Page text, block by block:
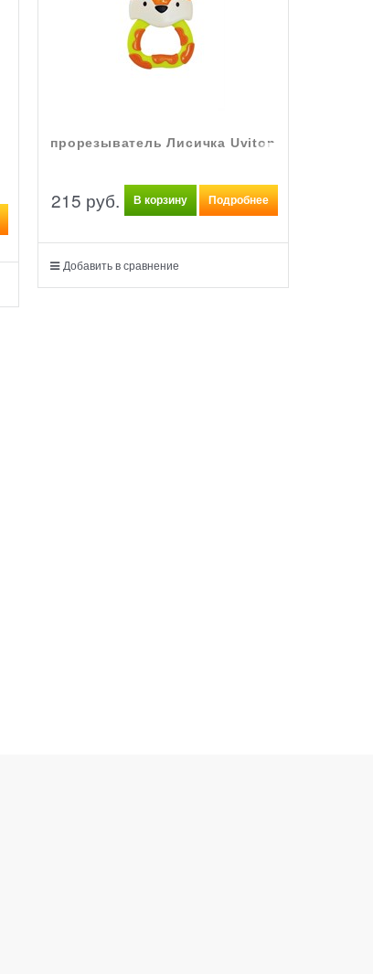
прорезыватель Лисичка Uviton
215 руб. В корзину Подробнее
Добавить в сравнение